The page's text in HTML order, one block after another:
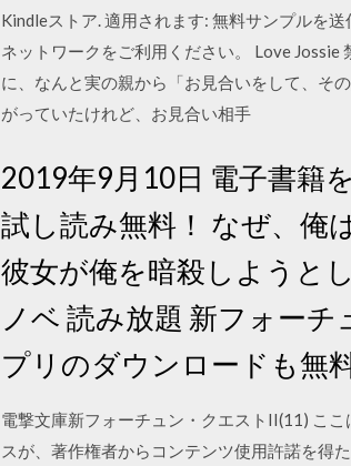
Kindleストア. 適用されます: 無料サンプルを
ネットワークをご利用ください。 Love
に、なんと実の親から「お見合いをして、そ
がっていたけれど、お見合い相手
2019年9月10日 電子書籍
試し読み無料！ なぜ、俺
彼女が俺を暗殺しようと
ノベ 読み放題 新フォー
プリのダウンロードも無
電撃文庫新フォーチュン・クエストII(11) こ
スが、著作権者からコンテンツ使用許諾を得